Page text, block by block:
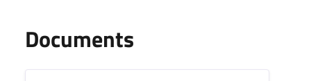
Documents